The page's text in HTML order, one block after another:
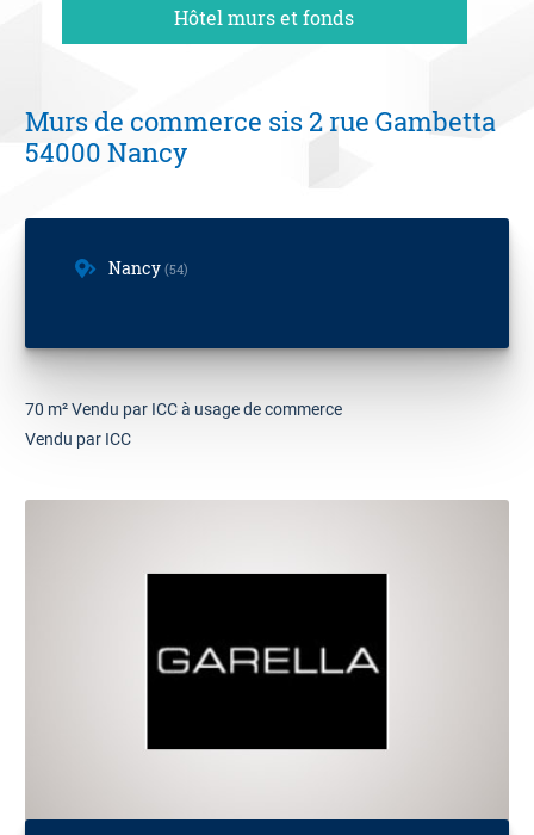
06 09 94 87 02
Estimation offerte
Hôtel murs et fonds
Murs de commerce sis 2 rue Gambetta
54000 Nancy
Nancy 54
70 m² Vendu par ICC à usage de commerce
Vendu par ICC